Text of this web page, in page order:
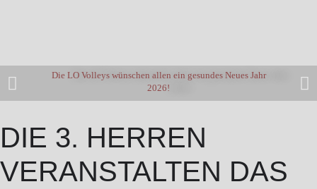
Die LO Volleys wünschen allen ein gesundes Neues Jahr
2026!
DIE 3. HERREN
VERANSTALTEN DAS